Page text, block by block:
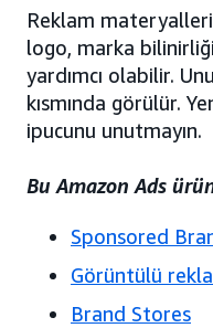
Reklam
logo, marka
yardımcı olabilir.
kısmında görülür.
ipucunu unutmayın.
Bu Amazon Ads
Sponsored
Görüntülü
Brand Stores